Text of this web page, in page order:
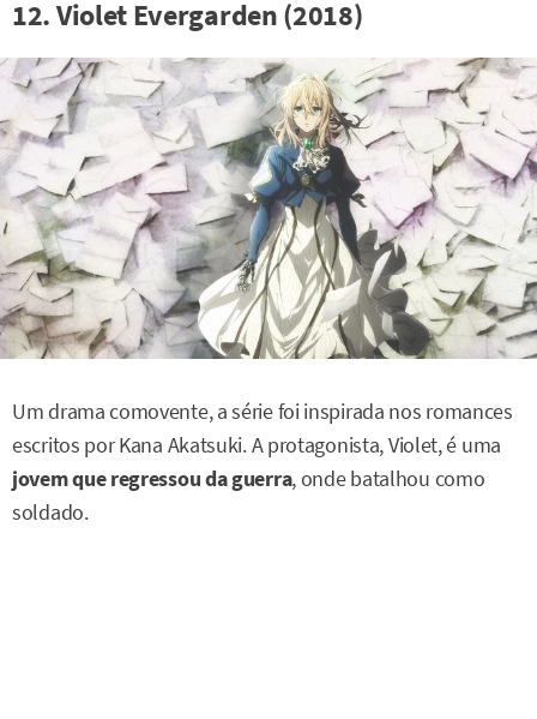
12. Violet Evergarden (2018)
Um drama comovente, a série foi inspirada nos romances
escritos por Kana Akatsuki. A protagonista, Violet, é uma
jovem que regressou da guerra, onde batalhou como
soldado.